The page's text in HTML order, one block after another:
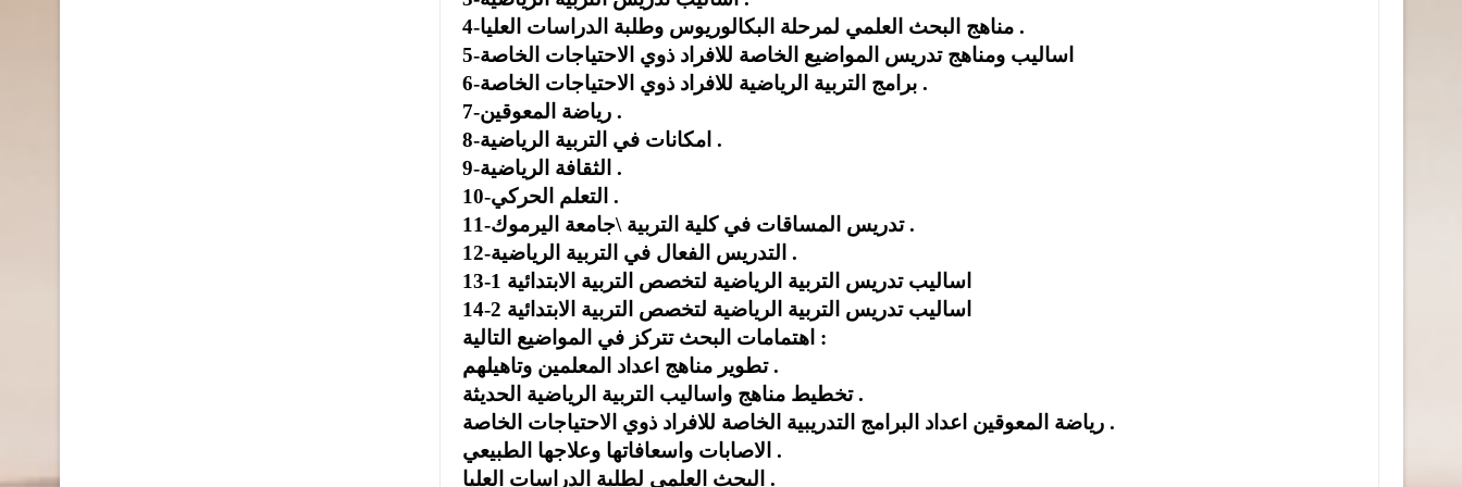
4-مناهج البحث العلمي لمرحلة البكالوريوس وطلبة الدراسات العليا .
5-اساليب ومناهج تدريس المواضيع الخاصة للافراد ذوي الاحتياجات الخاصة
6-برامج التربية الرياضية للافراد ذوي الاحتياجات الخاصة .
7-رياضة المعوقين .
8-امكانات في التربية الرياضية .
9-الثقافة الرياضية .
10-التعلم الحركي .
11-تدريس المساقات في كلية التربية \جامعة اليرموك .
12-التدريس الفعال في التربية الرياضية .
13-اساليب تدريس التربية الرياضية لتخصص التربية الابتدائية 1
14-اساليب تدريس التربية الرياضية لتخصص التربية الابتدائية 2
اهتمامات البحث تتركز في المواضيع التالية :
تطوير مناهج اعداد المعلمين وتاهيلهم .
تخطيط مناهج واساليب التربية الرياضية الحديثة .
رياضة المعوقين اعداد البرامج التدريبية الخاصة للافراد ذوي الاحتياجات الخاصة .
الاصابات واسعافاتها وعلاجها الطبيعي .
البحث العلمي لطلبة الدراسات العليا .